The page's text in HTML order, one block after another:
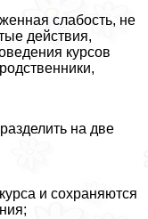
слабость, не
действия,
курсов
на две
и сохраняются